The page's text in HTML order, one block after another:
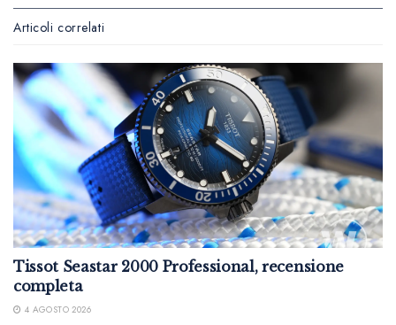
Articoli correlati
Tissot Seastar 2000 Professional, recensione
completa
4 AGOSTO 2026